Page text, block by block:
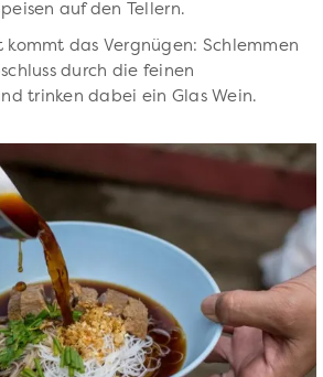
auf den Tellern.
kommt das Vergnügen: Schlemmen
durch die feinen
trinken dabei ein Glas Wein.